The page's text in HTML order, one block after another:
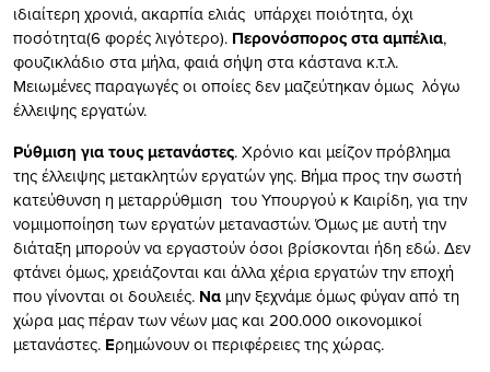
ιδιαίτερη χρονιά, ακαρπία ελιάς υπάρχει ποιότητα, όχι
ποσότητα(6 φορές λιγότερο). Περονόσπορος στα αμπέλια,
φουζικλάδιο στα μήλα, φαιά σήψη στα κάστανα κ.τ.λ.
Μειωμένες παραγωγές οι οποίες δεν μαζεύτηκαν όμως λόγω
έλλειψης εργατών.
Ρύθμιση για τους μετανάστες. Χρόνιο και μείζον πρόβλημα
της έλλειψης μετακλητών εργατών γης. Βήμα προς την σωστή
κατεύθυνση η μεταρρύθμιση του Υπουργού κ Καιρίδη, για την
νομιμοποίηση των εργατών μεταναστών. Όμως με αυτή την
διάταξη μπορούν να εργαστούν όσοι βρίσκονται ήδη εδώ. Δεν
φτάνει όμως, χρειάζονται και άλλα χέρια εργατών την εποχή
που γίνονται οι δουλειές. Να μην ξεχνάμε όμως φύγαν από τη
χώρα μας πέραν των νέων μας και 200.000 οικονομικοί
μετανάστες. Ερημώνουν οι περιφέρειες της χώρας.